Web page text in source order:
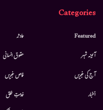
Categories
Featured
آئینہ شہر
آج کی خبریں
أخبار
حادثہ
حقوق انسانی
خاص خبریں
خدمتِ خلق